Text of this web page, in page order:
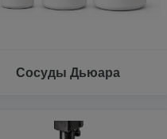
Сосуды Дьюара